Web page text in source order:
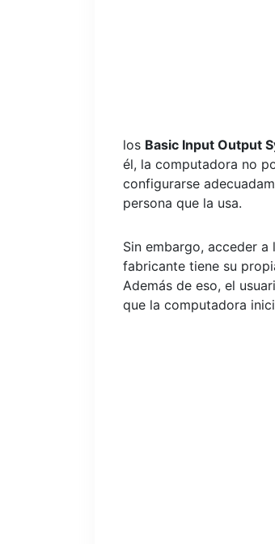
los Basic Input Output
él, la computadora no
configurarse
persona que la usa.
Sin embargo, acceder a
fabricante tiene su
Además de eso, el
que la computadora